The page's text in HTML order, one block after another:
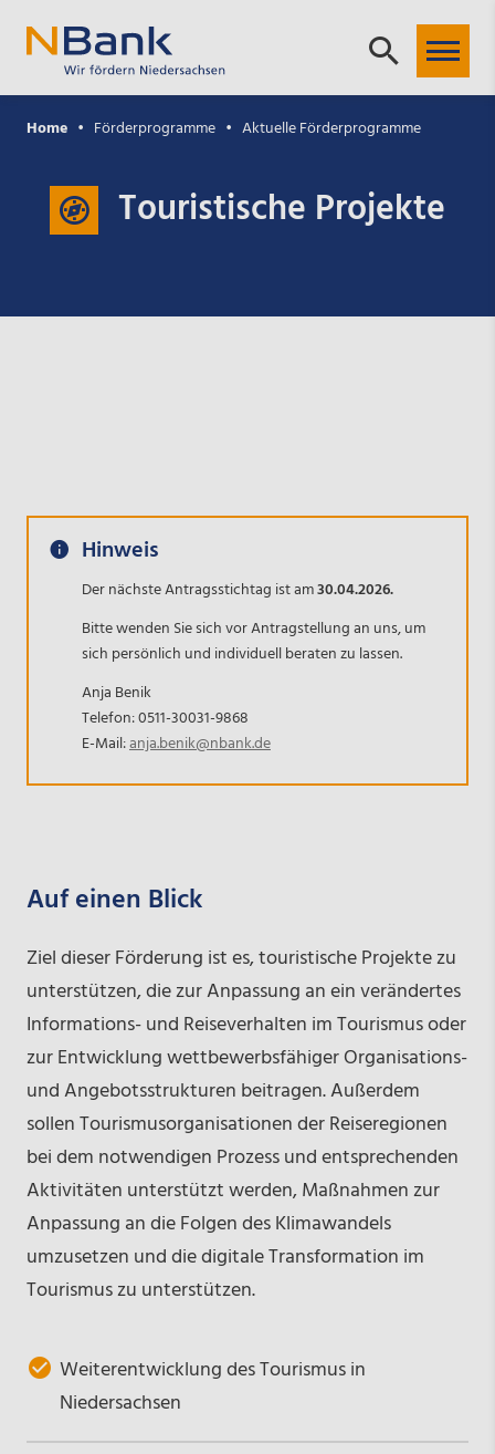
Home Förderprogramme Aktuelle Förderprogramme
Touristische Projekte
Hinweis
Der nächste Antragsstichtag ist am30.04.2026.
Bitte wenden Sie sich vor Antragstellung an uns, um
sich persönlich und individuell beraten zu lassen.
Anja Benik
Telefon: 0511-30031-9868
E-Mail:anja.benik@nbank.de
Auf einen Blick
Ziel dieser Förderung ist es, touristische Projekte zu
unterstützen, die zur Anpassung an ein verändertes
Informations- und Reiseverhalten im Tourismus oder
zur Entwicklung wettbewerbsfähiger Organisations-
und Angebotsstrukturen beitragen. Außerdem
sollen Tourismusorganisationen der Reiseregionen
bei dem notwendigen Prozess und entsprechenden
Aktivitäten unterstützt werden, Maßnahmen zur
Anpassung an die Folgen des Klimawandels
umzusetzen und die digitale Transformation im
Tourismus zu unterstützen.
Weiterentwicklung des Tourismus in
Niedersachsen